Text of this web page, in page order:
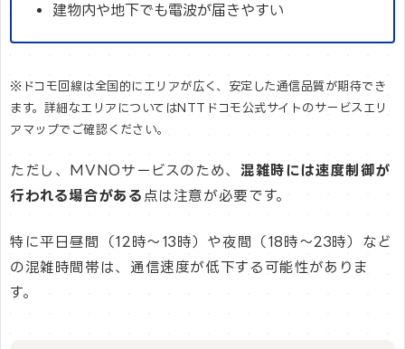
建物内や地下でも電波が届きやすい
※ドコモ回線は全国的にエリアが広く、安定した通信品質が期待でき
ます。詳細なエリアについてはNTTドコモ公式サイトのサービスエリ
アマップでご確認ください。
ただし、MVNOサービスのため、 混雑時には速度制御が
行われる場合がある 点は注意が必要です。
特に平日昼間（12時～13時）や夜間（18時～23時）など
の混雑時間帯は、通信速度が低下する可能性がありま
す。